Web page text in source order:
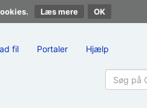
Læs mere
fil Portaler Hjælp